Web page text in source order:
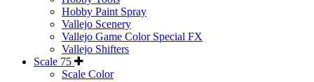
Hobby Paint Spray
Vallejo Scenery
Vallejo Game Color Special FX
Vallejo Shifters
Scale 75
Scale Color